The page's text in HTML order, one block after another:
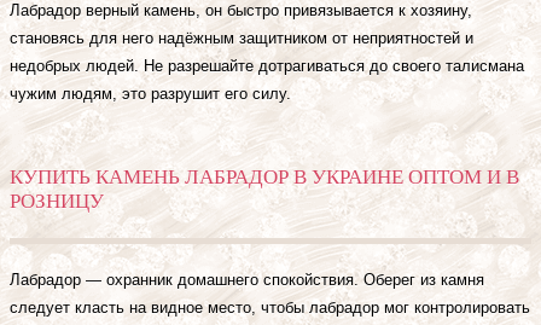
Лабрадор верный камень, он быстро привязывается к хозяину,
становясь для него надёжным защитником от неприятностей и
недобрых людей. Не разрешайте дотрагиваться до своего талисмана
чужим людям, это разрушит его силу.
КУПИТЬ КАМЕНЬ ЛАБРАДОР В УКРАИНЕ ОПТОМ И В
РОЗНИЦУ
Лабрадор — охранник домашнего спокойствия. Оберег из камня
следует класть на видное место, чтобы лабрадор мог контролировать